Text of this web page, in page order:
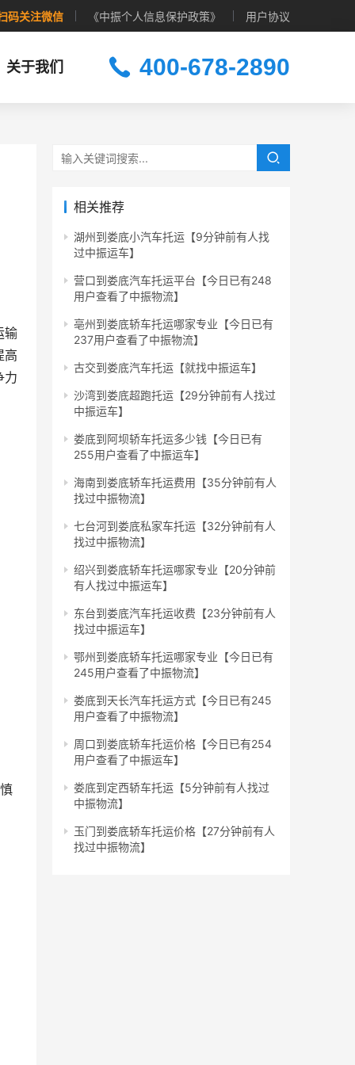
码关注微信 《中振个人信息保护政策》 用户协议
关于我们 400-678-2890
输
高
力
相关推荐
湖州到娄底小汽车托运【9分钟前有人找
过中振运车】
营口到娄底汽车托运平台【今日已有248
用户查看了中振物流】
亳州到娄底轿车托运哪家专业【今日已有
237用户查看了中振物流】
古交到娄底汽车托运【就找中振运车】
沙湾到娄底超跑托运【29分钟前有人找过
中振运车】
娄底到阿坝轿车托运多少钱【今日已有
255用户查看了中振运车】
海南到娄底轿车托运费用【35分钟前有人
找过中振物流】
七台河到娄底私家车托运【32分钟前有人
找过中振物流】
绍兴到娄底轿车托运哪家专业【20分钟前
有人找过中振运车】
东台到娄底汽车托运收费【23分钟前有人
找过中振运车】
鄂州到娄底轿车托运哪家专业【今日已有
245用户查看了中振物流】
娄底到天长汽车托运方式【今日已有245
用户查看了中振物流】
周口到娄底轿车托运价格【今日已有254
用户查看了中振运车】
娄底到定西轿车托运【5分钟前有人找过
中振物流】
玉门到娄底轿车托运价格【27分钟前有人
找过中振物流】